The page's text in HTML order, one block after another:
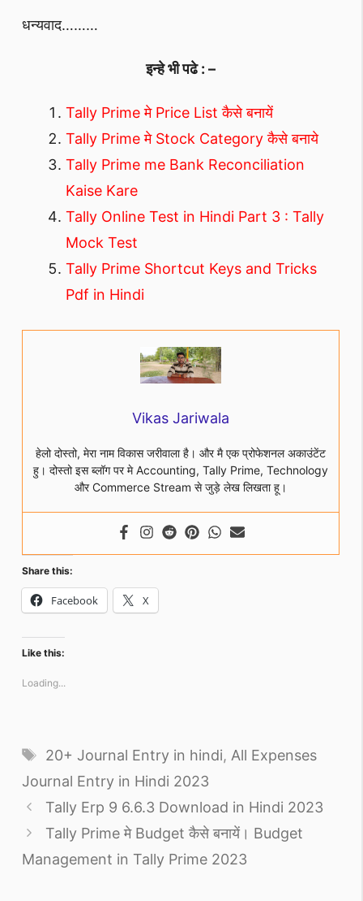
धन्यवाद………
इन्हे भी पढे : –
Tally Prime मे Price List कैसे बनायें
Tally Prime मे Stock Category कैसे बनाये
Tally Prime me Bank Reconciliation
Kaise Kare
Tally Online Test in Hindi Part 3 : Tally
Mock Test
Tally Prime Shortcut Keys and Tricks
Pdf in Hindi
Vikas Jariwala
हेलो दोस्तो, मेरा नाम विकास जरीवाला है। और मै एक प्रोफेशनल अकाउंटेंट
हु। दोस्तो इस ब्लॉग पर मे Accounting, Tally Prime, Technology
और Commerce Stream से जुड़े लेख लिखता हू।
Share this:
Facebook X
Like this:
Loading...
Tags
20+ Journal Entry in hindi, All Expenses
Journal Entry in Hindi 2023
Tally Erp 9 6.6.3 Download in Hindi 2023
Tally Prime मे Budget कैसे बनायें। Budget
Management in Tally Prime 2023